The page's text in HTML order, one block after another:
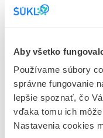
Aby všetko
Používame súbory
správne fungovanie
lepšie spoznať, čo
vďaka tomu ich
Nastavenia cookies
päťdesiatstupňovej
jeho bezpečnosť a
Zodpovedný
Aby sa predišlo
štátny ústav